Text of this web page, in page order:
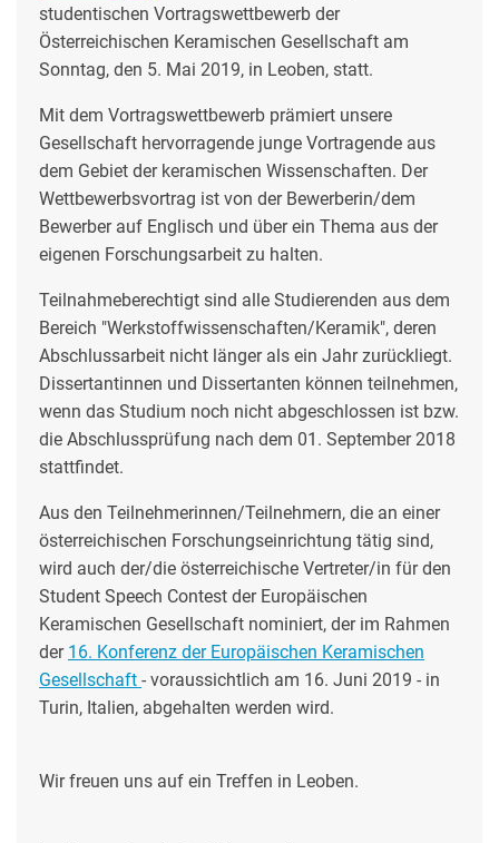
studentischen Vortragswettbewerb der
Österreichischen Keramischen Gesellschaft am
Sonntag, den 5. Mai 2019, in Leoben, statt.
Mit dem Vortragswettbewerb prämiert unsere
Gesellschaft hervorragende junge Vortragende aus
dem Gebiet der keramischen Wissenschaften. Der
Wettbewerbsvortrag ist von der Bewerberin/dem
Bewerber auf Englisch und über ein Thema aus der
eigenen Forschungsarbeit zu halten.
Teilnahmeberechtigt sind alle Studierenden aus dem
Bereich "Werkstoffwissenschaften/Keramik", deren
Abschlussarbeit nicht länger als ein Jahr zurückliegt.
Dissertantinnen und Dissertanten können teilnehmen,
wenn das Studium noch nicht abgeschlossen ist bzw.
die Abschlussprüfung nach dem 01. September 2018
stattfindet.
Aus den Teilnehmerinnen/Teilnehmern, die an einer
österreichischen Forschungseinrichtung tätig sind,
wird auch der/die österreichische Vertreter/in für den
Student Speech Contest der Europäischen
Keramischen Gesellschaft nominiert, der im Rahmen
der 16. Konferenz der Europäischen Keramischen
Gesellschaft - voraussichtlich am 16. Juni 2019 - in
Turin, Italien, abgehalten werden wird.
Wir freuen uns auf ein Treffen in Leoben.